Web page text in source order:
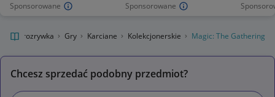
Sponsorowane Sponsorowane
i rozrywka Gry Karciane Kolekcjonerskie Magic: The Gathering
Chcesz sprzedać podobny przedmiot?